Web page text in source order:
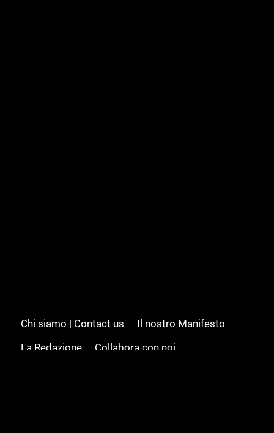
Chi siamo | Contact us
Il nostro Manifesto
La Redazione
Collabora con noi